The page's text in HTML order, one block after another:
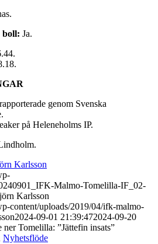
boll: Ja.
genom Svenska
på Heleneholms IP.
Karlsson
Malmo-Tomelilla-IF_02-
Karlsson
content/uploads/2019/04/ifk-malmo-
2024-09-01 21:39:472024-09-20
Tomelilla: ”Jättefin insats”
Nyhetsflöde